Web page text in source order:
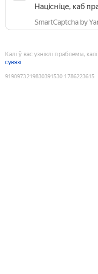
Націсніце, каб
SmartCaptcha by
Калі ў вас узніклі праблемы,
сувязі
9190973219830391530:1786223615